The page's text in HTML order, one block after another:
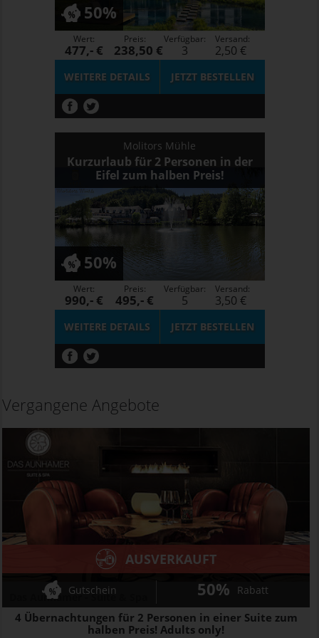
50%
WEITERE DETAILS JETZTBESTELLEN
Wert:
477,- €
Preis:
238,50 €
Verfügbar:
3
Versand:
2,50 €
Molitors Mühle
Kurzurlaub für 2 Personen in der
Eifel zum halben Preis!
50%
WEITERE DETAILS JETZTBESTELLEN
Wert:
990,- €
Preis:
495,- €
Verfügbar:
5
Versand:
3,50 €
Vergangene Angebote
Das Aunhamer - Suite & Spa
4 Übernachtungen für 2 Personen in einer Suite zum
halben Preis! Adults only!
AUSVERKAUFT
Gutschein 50% Rabatt